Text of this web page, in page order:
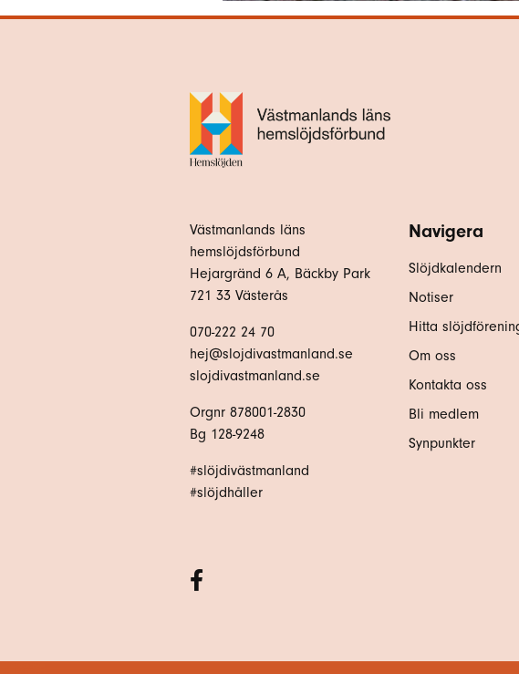
Västmanlands läns
hemslöjdsförbund
Hejargränd 6 A, Bäckby Park
721 33 Västerås
070-222 24 70
hej@slojdivastmanland.se
slojdivastmanland.se
Orgnr 878001-2830
Bg 128-9248
#slöjdivästmanland
#slöjdhåller
Navigera
Slöjdkalendern
Notiser
Hitta
Om oss
Kontakta oss
Bli medlem
Synpunkter